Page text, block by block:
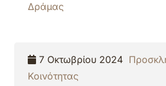
Δράμας
7 Οκτωβρίου 2024
Κοινότητας